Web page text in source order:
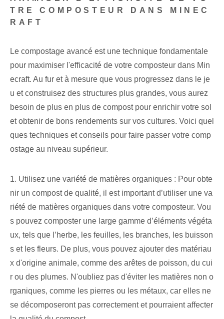
TRE COMPOSTEUR DANS MINEC
RAFT
Le compostage avancé est une technique fondamentale
pour maximiser l'efficacité de votre composteur dans Min
ecraft. Au fur et à mesure que vous progressez dans le je
u et construisez des structures plus grandes, vous aurez
besoin de plus en plus de compost pour enrichir votre sol
et obtenir de bons rendements sur vos cultures. Voici quel
ques techniques et conseils pour faire passer votre comp
ostage au niveau supérieur.
1. Utilisez une variété de matières organiques : Pour obte
nir un compost de qualité, il est important d’utiliser une va
riété de matières organiques dans votre composteur. Vou
s pouvez composter une large gamme d’éléments végéta
ux, tels que l’herbe, les feuilles, les branches, les buisson
s et les fleurs. De plus, vous pouvez ajouter des matériau
x d'origine animale, comme des arêtes de poisson, du cui
r ou des plumes. N'oubliez pas d'éviter les matières non o
rganiques, comme les pierres ou les métaux, car elles ne
se décomposeront pas correctement et pourraient affecter